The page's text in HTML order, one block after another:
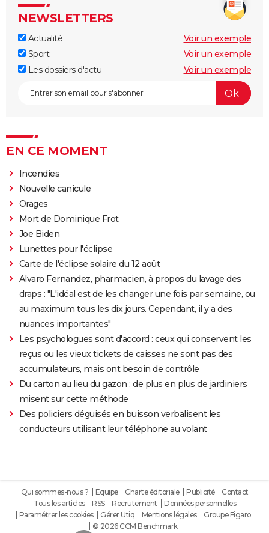
NEWSLETTERS
Actualité
Voir un exemple
Sport
Voir un exemple
Les dossiers d'actu
Voir un exemple
EN CE MOMENT
Incendies
Nouvelle canicule
Orages
Mort de Dominique Frot
Joe Biden
Lunettes pour l'éclipse
Carte de l'éclipse solaire du 12 août
Alvaro Fernandez, pharmacien, à propos du lavage des
draps : "L'idéal est de les changer une fois par semaine, ou
au maximum tous les dix jours. Cependant, il y a des
nuances importantes"
Les psychologues sont d'accord : ceux qui conservent les
reçus ou les vieux tickets de caisses ne sont pas des
accumulateurs, mais ont besoin de contrôle
Du carton au lieu du gazon : de plus en plus de jardiniers
misent sur cette méthode
Des policiers déguisés en buisson verbalisent les
conducteurs utilisant leur téléphone au volant
Qui sommes-nous ? Equipe Charte éditoriale Publicité
Contact
Tous les articles
RSS Recrutement
Données personnelles
Paramétrer les cookies
Gérer Utiq Mentions légales
Groupe Figaro
© 2026 CCM Benchmark